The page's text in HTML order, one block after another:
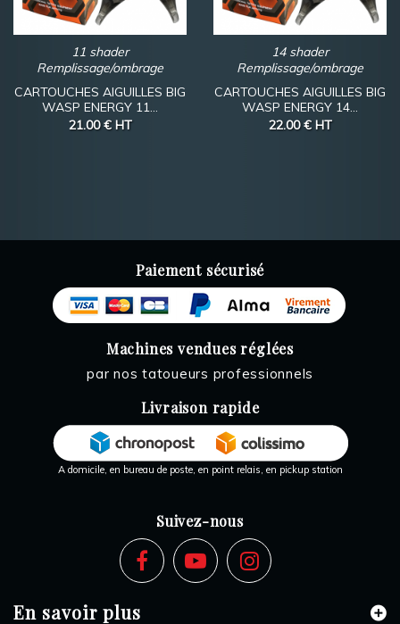
11 shader
Remplissage/ombrage
CARTOUCHES AIGUILLES BIG
WASP ENERGY 11...
21.00 € HT
14 shader
Remplissage/ombrage
CARTOUCHES AIGUILLES BIG
WASP ENERGY 14...
22.00 € HT
Paiement sécurisé
Machines vendues réglées
par nos tatoueurs professionnels
Livraison rapide
A domicile, en bureau de poste, en point relais, en pickup station
Suivez-nous
En savoir plus